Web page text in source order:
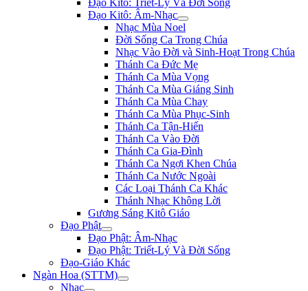
Đạo Kitô: Triết-Lý Và Đời Sống
Đạo Kitô: Âm-Nhạc
Nhạc Mùa Noel
Đời Sống Ca Trong Chúa
Nhạc Vào Đời và Sinh-Hoạt Trong Chúa
Thánh Ca Đức Mẹ
Thánh Ca Mùa Vọng
Thánh Ca Mùa Giáng Sinh
Thánh Ca Mùa Chay
Thánh Ca Mùa Phục-Sinh
Thánh Ca Tận-Hiến
Thánh Ca Vào Đời
Thánh Ca Gia-Đình
Thánh Ca Ngợi Khen Chúa
Thánh Ca Nước Ngoài
Các Loại Thánh Ca Khác
Thánh Nhạc Không Lời
Gương Sáng Kitô Giáo
Đạo Phật
Đạo Phật: Âm-Nhạc
Đạo Phật: Triết-Lý Và Đời Sống
Đạo-Giáo Khác
Ngàn Hoa (STTM)
Nhạc